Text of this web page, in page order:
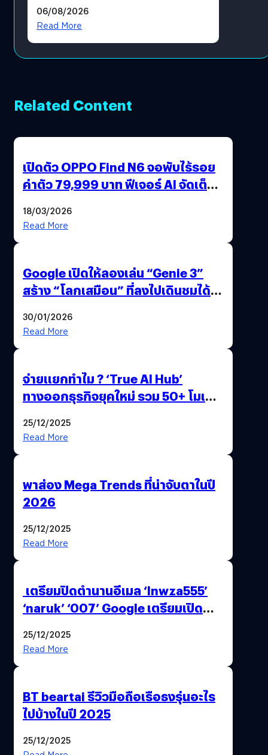
?
06/08/2026
Read More
Related Content
เปิดตัว OPPO Find N6 จอพับไร้รอย
ค่าตัว 79,999 บาท ฟีเจอร์ AI จัดเต็ม
18/03/2026
Read More
Google เปิดให้ลองเล่น “Genie 3”
สร้าง “โลกเสมือน” ที่ลงไปเดินชมได้
30/01/2026
Read More
จ่ายแยกทำไม ? ‘True AI Hub’
ทางออกธุรกิจยุคใหม่ รวม 50+ โมเดล
25/12/2025
Read More
พาส่อง Mega Trends ที่น่าจับตาในปี
2026
25/12/2025
Read More
เตรียมปิดตำนานอีเมล ‘lnwza555’
‘naruk’ ‘007’ Google เตรียมเปิด
25/12/2025
Read More
BT beartai รีวิวมือถือเรือธงรุ่นอะไร
ไปบ้างในปี 2025
25/12/2025